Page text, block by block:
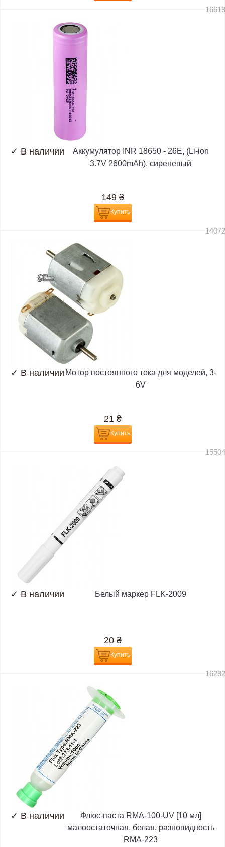
✓ В наличии
Аккумулятор INR 18650 - 26E, (Li-ion
3.7V 2600mAh), сиреневый
149 ₴
Купить
✓ В наличии Мотор постоянного тока для моделей, 3-
6V
21 ₴
Купить
✓ В наличии Белый маркер FLK-2009
20 ₴
Купить
✓ В наличии
Флюс-паста RMA-100-UV [10 мл]
малоостаточная, белая, разновидность
RMA-223